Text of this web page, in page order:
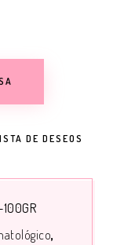
DE DESEOS
100GR